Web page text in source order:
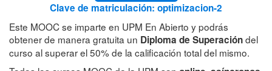
Clave de matriculación: optimizacion-2
Este MOOC se imparte en UPM En Abierto y podrás
obtener de manera gratuita un Diploma de Superacióndel
curso al superar el 50% de la calificación total del mismo.